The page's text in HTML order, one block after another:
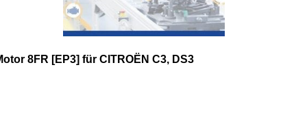
8FR [EP3] für CITROËN C3, DS3